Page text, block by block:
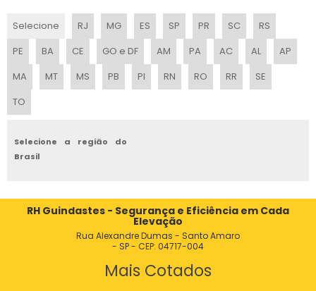
COMO OPERAR UM GUINDASTE
EMPRESAS DE GUINDASTES
ACESSÓRIOS PARA GUINDASTES
GUINDASTE MÓVEL
Selecione RJ MG ES SP PR SC
RS
PE
BA CE GO e DF AM PA AC AL
AP
MA
MT MS PB PI RN RO RR
SE
TO
Selecione a região do
Brasil
RH Guindastes - Segurança e Eficiência em Cada
Elevação
Rua Alexandre Dumas - Santo Amaro
- SP - CEP: 04717-004
Mais Cotados